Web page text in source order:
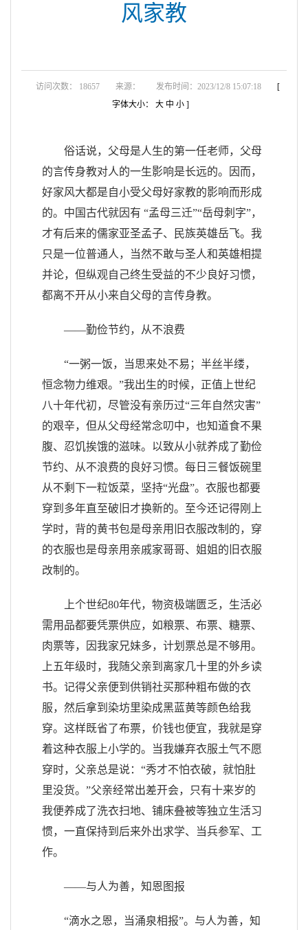
风家教
访问次数： 18657 来源： 发布时间：2023/12/8 15:07:18
[
字体大小： 大 中 小 ]
俗话说，父母是人生的第一任老师，父母
的言传身教对人的一生影响是长远的。因而，
好家风大都是自小受父母好家教的影响而形成
的。中国古代就因有 “孟母三迁”“岳母刺字”，
才有后来的儒家亚圣孟子、民族英雄岳飞。我
只是一位普通人，当然不敢与圣人和英雄相提
并论，但纵观自己终生受益的不少良好习惯，
都离不开从小来自父母的言传身教。
——勤俭节约，从不浪费
“一粥一饭，当思来处不易；半丝半缕，
恒念物力维艰。”我出生的时候，正值上世纪
八十年代初，尽管没有亲历过“三年自然灾害”
的艰辛，但从父母经常念叨中，也知道食不果
腹、忍饥挨饿的滋味。以致从小就养成了勤俭
节约、从不浪费的良好习惯。每日三餐饭碗里
从不剩下一粒饭菜，坚持“光盘”。衣服也都要
穿到多年直至破旧才换新的。至今还记得刚上
学时，背的黄书包是母亲用旧衣服改制的，穿
的衣服也是母亲用亲戚家哥哥、姐姐的旧衣服
改制的。
上个世纪80年代，物资极端匮乏，生活必
需用品都要凭票供应，如粮票、布票、糖票、
肉票等，因我家兄妹多，计划票总是不够用。
上五年级时，我随父亲到离家几十里的外乡读
书。记得父亲便到供销社买那种粗布做的衣
服，然后拿到染坊里染成黑蓝黄等颜色给我
穿。这样既省了布票，价钱也便宜，我就是穿
着这种衣服上小学的。当我嫌弃衣服土气不愿
穿时，父亲总是说：“秀才不怕衣破，就怕肚
里没货。”父亲经常出差开会，只有十来岁的
我便养成了洗衣扫地、铺床叠被等独立生活习
惯，一直保持到后来外出求学、当兵参军、工
作。
——与人为善，知恩图报
“滴水之恩，当涌泉相报”。与人为善，知